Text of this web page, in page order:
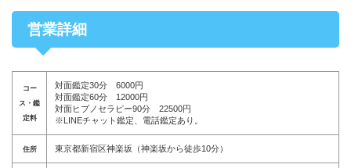
営業詳細
コー
ス・鑑
定料
対面鑑定30分 6000円
対面鑑定60分 12000円
対面ヒプノセラピー90分 22500円
※LINEチャット鑑定、電話鑑定あり。
住所 東京都新宿区神楽坂（神楽坂から徒歩10分）